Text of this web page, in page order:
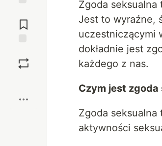
komentarzy
Zgoda
Jest to wyraźne,
uczestniczącymi
dokładnie jest
każdego z nas.
Czym jest zgoda
Zgoda
aktywności